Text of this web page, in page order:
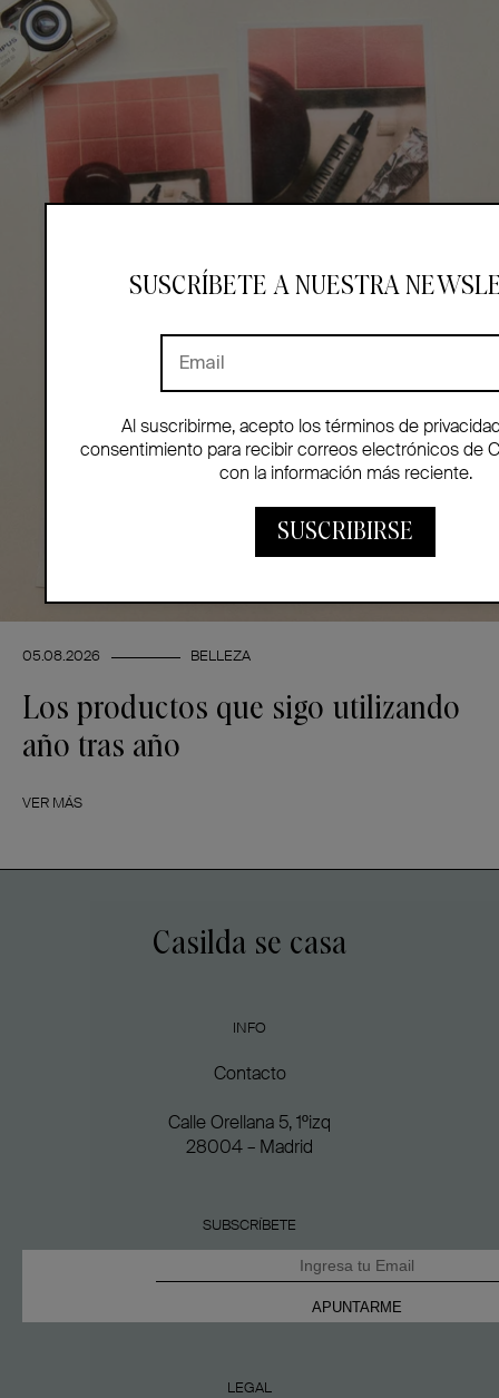
05.08.2026 BELLEZA
Los productos que sigo utilizando
año tras año
VER MÁS
SUSCRÍBETE A NUESTRA
Al suscribirme, acepto los términos de
consentimiento para recibir correos electrónicos de
con la información más reciente.
SUSCRIBIRSE
Casilda se casa
INFO
Contacto
Calle Orellana 5, 1ºizq
28004 – Madrid
SUBSCRÍBETE
LEGAL